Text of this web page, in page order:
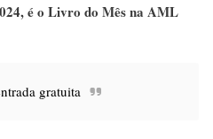
é o Livro do Mês na AML
gratuita